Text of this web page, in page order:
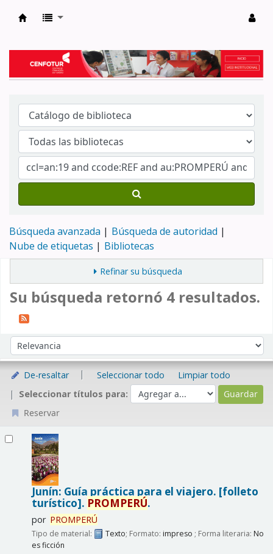
Búsqueda avanzada
Búsqueda de autoridad
Nube de etiquetas
Bibliotecas
Refinar su búsqueda
Su búsqueda retornó 4 resultados.
Ordenar por:
De-resaltar Seleccionar todo
Limpiar todo
Seleccionar títulos para:
Reservar
Junín: Guía práctica para el viajero. [folleto
turístico]. PROMPERÚ.
por PROMPERÚ
Tipo de material: Texto; Formato: impreso ; Forma literaria: No
es ficción